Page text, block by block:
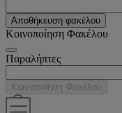
Αποθήκευση φακέλου
Κοινοποίηση Φακέλου
Παραλήπτες
Κοινοποίηση Φακέλου